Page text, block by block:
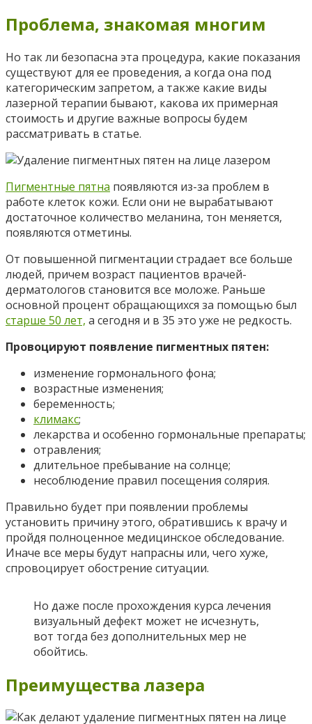
Проблема, знакомая многим
Но так ли безопасна эта процедура, какие показания
существуют для ее проведения, а когда она под
категорическим запретом, а также какие виды
лазерной терапии бывают, какова их примерная
стоимость и другие важные вопросы будем
рассматривать в статье.
Пигментные пятна появляются из-за проблем в
работе клеток кожи. Если они не вырабатывают
достаточное количество меланина, тон меняется,
появляются отметины.
От повышенной пигментации страдает все больше
людей, причем возраст пациентов врачей-
дерматологов становится все моложе. Раньше
основной процент обращающихся за помощью был
старше 50 лет, а сегодня и в 35 это уже не редкость.
Провоцируют появление пигментных пятен:
изменение гормонального фона;
возрастные изменения;
беременность;
климакс;
лекарства и особенно гормональные препараты;
отравления;
длительное пребывание на солнце;
несоблюдение правил посещения солярия.
Правильно будет при появлении проблемы
установить причину этого, обратившись к врачу и
пройдя полноценное медицинское обследование.
Иначе все меры будут напрасны или, чего хуже,
спровоцирует обострение ситуации.
Но даже после прохождения курса лечения
визуальный дефект может не исчезнуть,
вот тогда без дополнительных мер не
обойтись.
Преимущества лазера